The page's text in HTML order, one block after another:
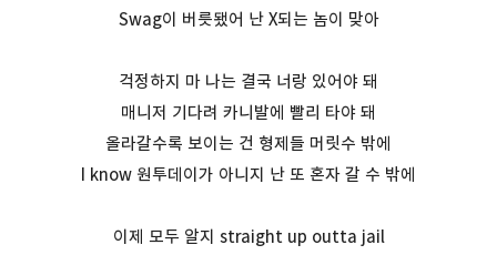
Swag이 버릇됐어 난 X되는 놈이 맞아
걱정하지 마 나는 결국 너랑 있어야 돼
매니저 기다려 카니발에 빨리 타야 돼
올라갈수록 보이는 건 형제들 머릿수 밖에
I know 원투데이가 아니지 난 또 혼자 갈 수 밖에
이제 모두 알지 straight up outta jail